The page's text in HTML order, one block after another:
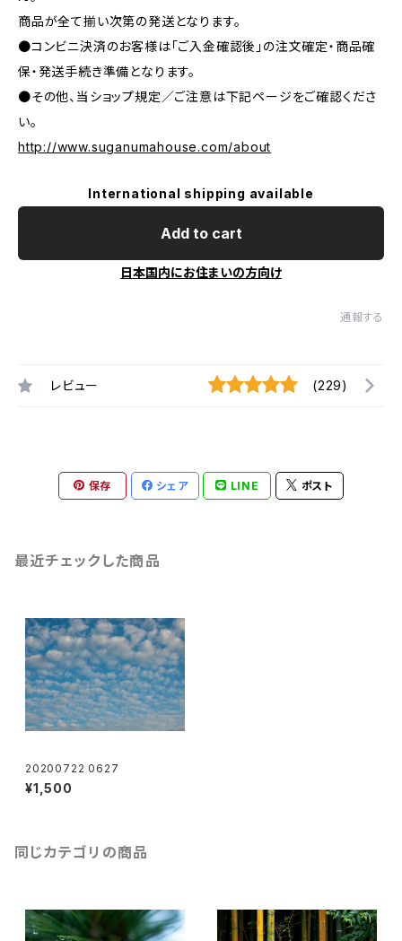
商品が全て揃い次第の発送となります。
●コンビニ決済のお客様は「ご入金確認後」の注文確定・商品確
保・発送手続き準備となります。
●その他、当ショップ規定／ご注意は下記ページをご確認くださ
い。
http://www.suganumahouse.com/about
International shipping available
Add to cart
日本国内にお住まいの方向け
通報する
レビュー (229)
保存 シェア LINE ポスト
最近チェックした商品
20200722 0627
¥1,500
同じカテゴリの商品